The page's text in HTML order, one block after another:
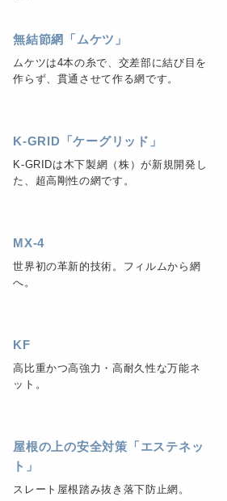
無結節網「ムケツ」
ムケツは4本の糸で、交差部に結び目を
作らず、貫通させて作る網です。
K-GRID「ケーグリッド」
K-GRIDは木下製網（株）が新規開発し
た、超高剛性の網です。
MX-4
世界初の革新的技術。フィルムから網
へ。
KF
高比重かつ高強力・高耐久性な万能ネ
ット。
屋根の上の安全対策「エステネッ
ト」
スレート屋根踏み抜き落下防止網。